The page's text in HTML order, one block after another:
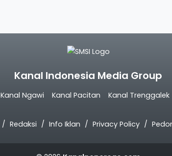
Kanal Indonesia Media Group
Kanal Ngawi Kanal Pacitan Kanal Trenggalek
Redaksi Info Iklan Privacy Policy